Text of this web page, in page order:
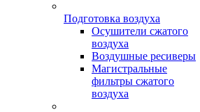
Подготовка воздуха
Осушители сжатого
воздуха
Воздушные ресиверы
Магистральные
фильтры сжатого
воздуха